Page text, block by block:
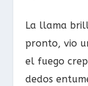
La llama
pronto, vio
el fuego
dedos